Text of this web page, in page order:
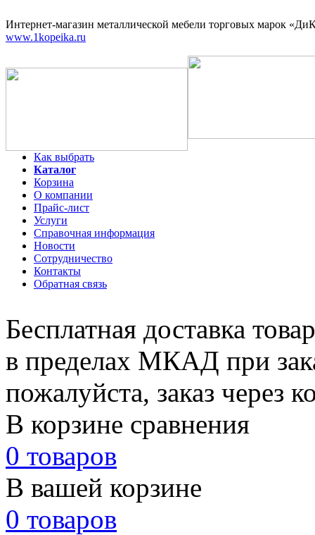
Интернет-магазин металлической мебели торговых марок
www.1kopeika.ru
Как выбрать
Каталог
Корзина
О компании
Прайс-лист
Услуги
Справочная информация
Новости
Сотрудничество
Контакты
Обратная связь
Бесплатная доставка
в пределах МКАД при
пожалуйста, заказ через
В корзине сравнения
0 товаров
В вашей корзине
0 товаров